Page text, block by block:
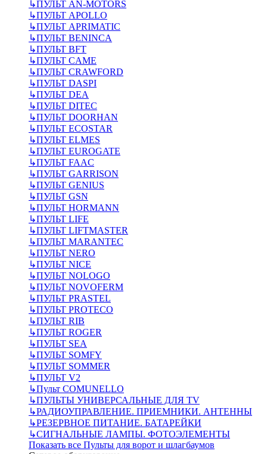
↳ПУЛЬТ AN-MOTORS
↳ПУЛЬТ APOLLO
↳ПУЛЬТ APRIMATIC
↳ПУЛЬТ BENINCA
↳ПУЛЬТ BFT
↳ПУЛЬТ CAME
↳ПУЛЬТ CRAWFORD
↳ПУЛЬТ DASPI
↳ПУЛЬТ DEA
↳ПУЛЬТ DITEC
↳ПУЛЬТ DOORHAN
↳ПУЛЬТ ECOSTAR
↳ПУЛЬТ ELMES
↳ПУЛЬТ EUROGATE
↳ПУЛЬТ FAAC
↳ПУЛЬТ GARRISON
↳ПУЛЬТ GENIUS
↳ПУЛЬТ GSN
↳ПУЛЬТ HORMANN
↳ПУЛЬТ LIFE
↳ПУЛЬТ LIFTMASTER
↳ПУЛЬТ MARANTEC
↳ПУЛЬТ NERO
↳ПУЛЬТ NICE
↳ПУЛЬТ NOLOGO
↳ПУЛЬТ NOVOFERM
↳ПУЛЬТ PRASTEL
↳ПУЛЬТ PROTECO
↳ПУЛЬТ RIB
↳ПУЛЬТ ROGER
↳ПУЛЬТ SEA
↳ПУЛЬТ SOMFY
↳ПУЛЬТ SOMMER
↳ПУЛЬТ V2
↳Пульт СOMUNELLO
↳ПУЛЬТЫ УНИВЕРСАЛЬНЫЕ ДЛЯ TV
↳РАДИОУПРАВЛЕНИЕ. ПРИЕМНИКИ. АНТЕННЫ
↳РЕЗЕРВНОЕ ПИТАНИЕ. БАТАРЕЙКИ
↳СИГНАЛЬНЫЕ ЛАМПЫ. ФОТОЭЛЕМЕНТЫ
Показать все Пульты для ворот и шлагбаумов